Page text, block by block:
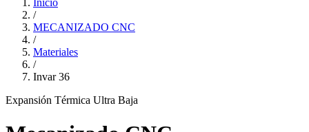
Inicio
/
MECANIZADO CNC
/
Materiales
/
Invar 36
Expansión Térmica Ultra Baja